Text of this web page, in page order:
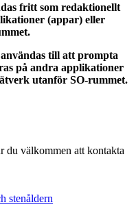
fritt som redaktionellt
(appar) eller
till att prompta
på andra applikationer
utanför SO-rummet.
du välkommen att kontakta
stenåldern